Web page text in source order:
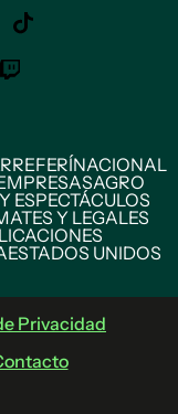
REFERÍNACIONAL
AGRO
ESPECTÁCULOS
Y LEGALES
ESTADOS UNIDOS
Privacidad